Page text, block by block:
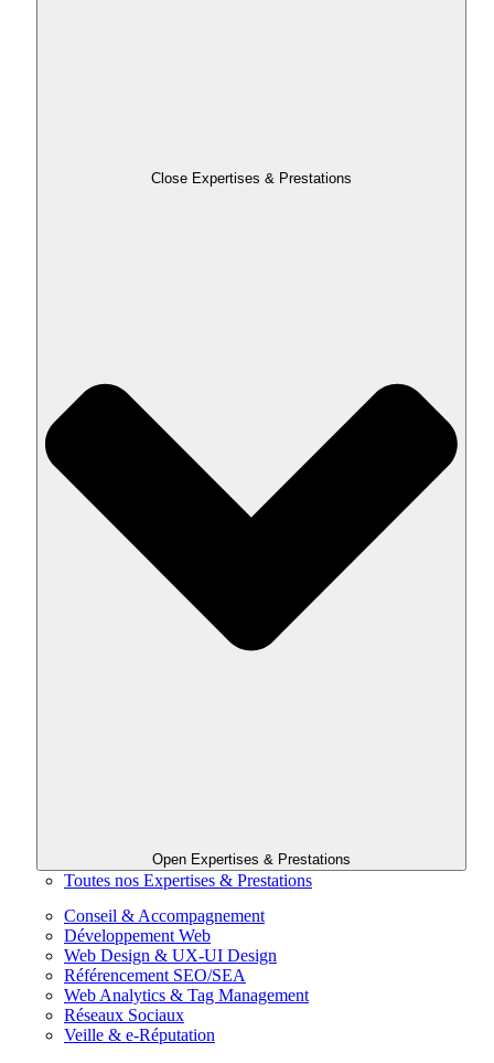
Close Expertises & Prestations
Open Expertises & Prestations
Toutes nos Expertises & Prestations
Conseil & Accompagnement
Développement Web
Web Design & UX-UI Design
Référencement SEO/SEA
Web Analytics & Tag Management
Réseaux Sociaux
Veille & e-Réputation